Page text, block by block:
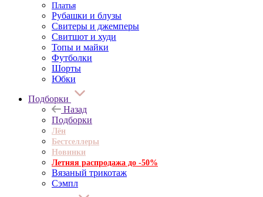
Платья
Рубашки и блузы
Свитеры и джемперы
Свитшот и худи
Топы и майки
Футболки
Шорты
Юбки
Подборки
Назад
Подборки
Лён
Бестселлеры
Новинки
Летняя распродажа до -50%
Вязаный трикотаж
Сэмпл